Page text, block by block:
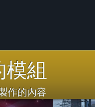
組
作的內容